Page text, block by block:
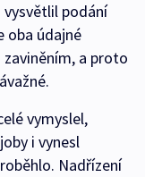
vysvětlil podání
oba údajné
a proto
vymyslel,
i vynesl
Nadřízení